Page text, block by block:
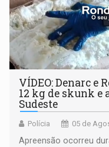
VÍDEO: Denarc e
12 kg de skunk e
Sudeste
Polícia 05 de
Apreensão ocorreu